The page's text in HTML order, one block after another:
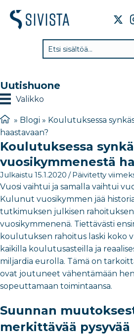
Uutishuone
Valikko
» Blogi » Koulutuksessa
haastavaan?
Koulutuksessa
vuosikymmenestä
Julkaistu 15.1.2020 / Päivitetty
Vuosi vaihtui ja samalla vaihtui
Kulunut vuosikymmen jää
tutkimuksen julkisen
vuosikymmenenä. Tiettävästi
koulutuksen rahoitus laski koko
kaikilla koulutusasteilla ja
miljardia eurolla. Tämä on
ovat joutuneet vähentämään
sopeuttamaan toimintaansa.
Suunnan
merkittävää pysyvää